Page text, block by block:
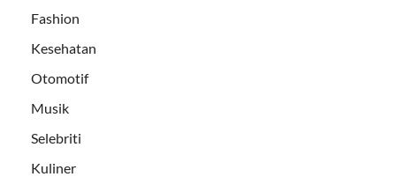
Fashion
Kesehatan
Otomotif
Musik
Selebriti
Kuliner